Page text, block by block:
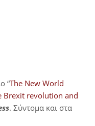
“The New World
Brexit revolution and
. Σύντομα και στα